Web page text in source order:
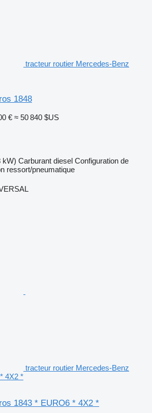
tracteur routier Mercedes-Benz
1848
€ ≈ 50 840 $US
kW) Carburant diesel Configuration de
ressort/pneumatique
tracteur routier Mercedes-Benz
4X2 *
1843 * EURO6 * 4X2 *